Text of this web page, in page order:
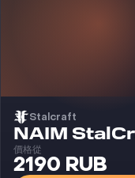
Stalcraft
NAIM
價格從
2190 RUB